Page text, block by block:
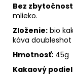
Bez
mlieko.
Zloženie: bio
káva doubleshot
Hmotnosť: 45g
Kakaový